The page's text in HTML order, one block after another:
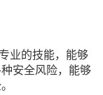
业的技能，能够
安全风险，能够